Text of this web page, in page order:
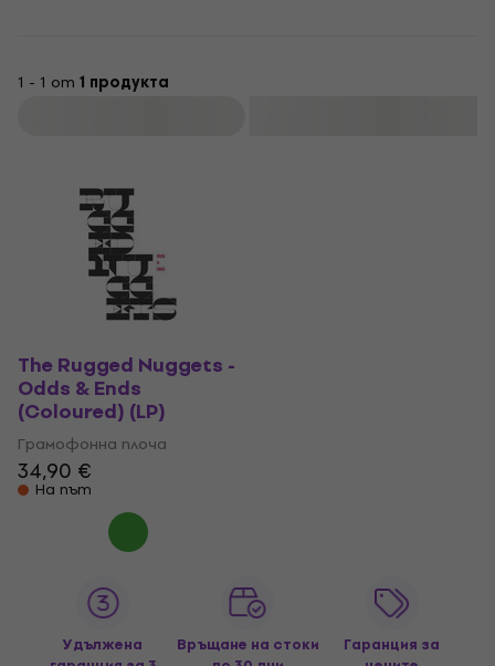
1 - 1 от 1 продукта
The Rugged Nuggets -
Odds & Ends
(Coloured) (LP)
Грамофонна плоча
34,90 €
На път
Удължена
Връщане на стоки
Гаранция за